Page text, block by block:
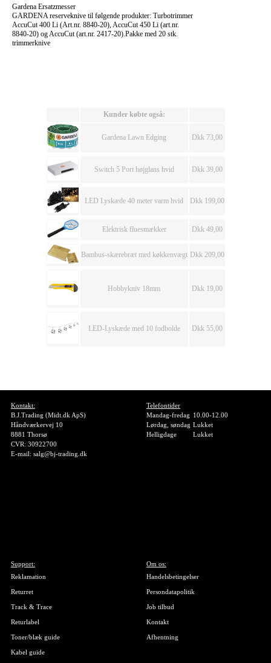
Gardena Ersatzmesser
GARDENA reserveknive til følgende produkter: Turbotrimmer
AccuCut 400 Li (Art.nr. 8840-20), AccuCut 450 Li (art.nr.
8840-20) og AccuCut (art.nr. 2417-20).Pakke med 20 stk.
trimmerknive
Kunder købte også:
Gardena Lawn Edging Dkk 73,00
Switch 5 Port højglans hvid Dkk 39,00
LED Lyskæde 40 meter varm hvid Dkk 199,00
Elektrisk fluesmækker Dkk 49,00
Bambus-skærebræt med køkkenvægt Dkk 209,00
Hobbykniv 18mm Dkk 19,00
LED-Lyskæde med 10 fodbolde Dkk 55,00
Kontakt:
B.J.Trading (Midt.dk ApS)
Håndværkervej 10
8881 Thorsø
CVR: 30922700
E-mail: salg@bj-trading.dk
Telefontider
Mandag-fredag 10.00-12.00
Lørdag, søndag Lukket
Helligdage
Lukket
Support:
Reklamation
Returret
Track & Trace
Returlabel
Toner/blæk guide
Kabel guide
Om os:
Handelsbetingelser
Persondatapolitik
Job tilbud
Kontakt
Afhentning